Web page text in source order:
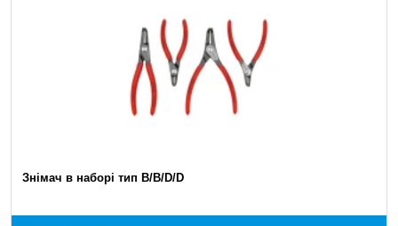
Знімач в наборі тип B/B/D/D